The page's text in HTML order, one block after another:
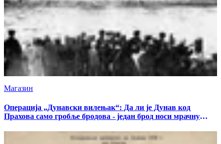
Магазин
Операција „Дунавски вилењак“: Да ли је Дунав код
Прахова само гробље бродова - један брод носи мрачну